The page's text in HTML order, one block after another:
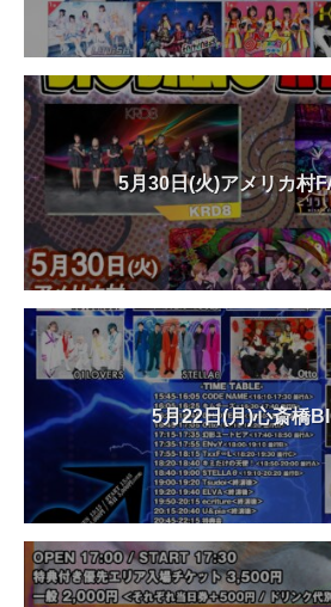
5月30日(火)アメリカ村
5月22日(月)心斎橋